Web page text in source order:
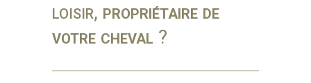
loisir, propriétaire de
votre cheval ?